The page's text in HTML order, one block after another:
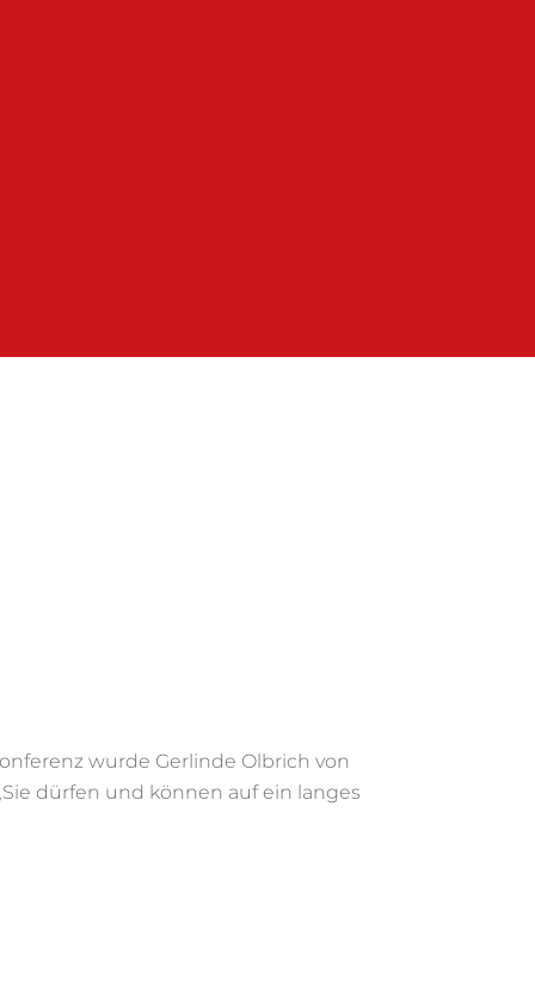
wurde Gerlinde Olbrich von
dürfen und können auf ein langes